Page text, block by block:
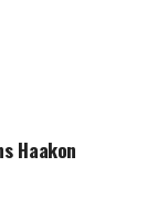
for første
Må
Haakon